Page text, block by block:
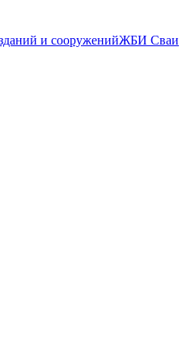
и сооруженийЖБИ Сваи